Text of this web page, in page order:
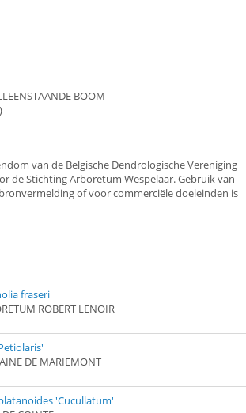
BOOM
van de Belgische Dendrologische Vereniging
de Stichting Arboretum Wespelaar. Gebruik van
of voor commerciële doeleinden is
fraseri
ROBERT LENOIR
DE MARIEMONT
'Cucullatum'